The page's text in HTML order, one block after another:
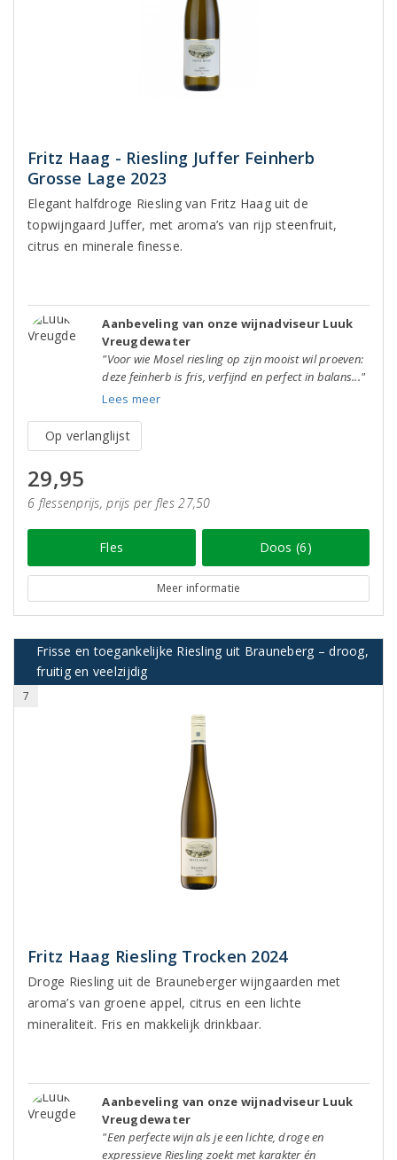
Fritz Haag - Riesling Juffer Feinherb
Grosse Lage 2023
Elegant halfdroge Riesling van Fritz Haag uit de
topwijngaard Juffer, met aroma’s van rijp steenfruit,
citrus en minerale finesse.
Aanbeveling van onze wijnadviseur Luuk
Vreugdewater
"Voor wie Mosel riesling op zijn mooist wil proeven:
deze feinherb is fris, verfijnd en perfect in balans..."
Lees meer
Op verlanglijst
29,95
6 flessenprijs, prijs per fles 27,50
Fles Doos (6)
Meer informatie
Frisse en toegankelijke Riesling uit Brauneberg – droog,
fruitig en veelzijdig
7
Fritz Haag Riesling Trocken 2024
Droge Riesling uit de Brauneberger wijngaarden met
aroma’s van groene appel, citrus en een lichte
mineraliteit. Fris en makkelijk drinkbaar.
Aanbeveling van onze wijnadviseur Luuk
Vreugdewater
"Een perfecte wijn als je een lichte, droge en
expressieve Riesling zoekt met karakter én